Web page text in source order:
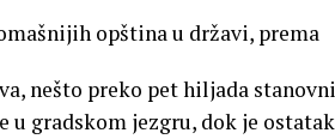
opština u državi, prema
nešto preko pet hiljada
u gradskom jezgru, dok je